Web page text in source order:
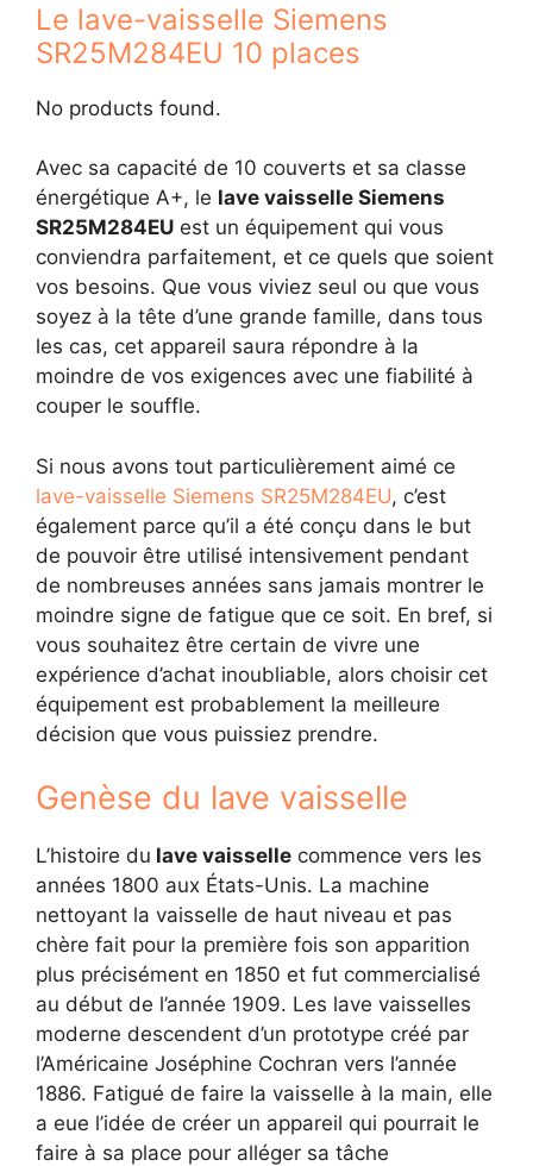
Le lave-vaisselle Siemens
SR25M284EU 10 places
No products found.
Avec sa capacité de 10 couverts et sa classe
énergétique A+, le lave vaisselle Siemens
SR25M284EU est un équipement qui vous
conviendra parfaitement, et ce quels que soient
vos besoins. Que vous viviez seul ou que vous
soyez à la tête d’une grande famille, dans tous
les cas, cet appareil saura répondre à la
moindre de vos exigences avec une fiabilité à
couper le souffle.
Si nous avons tout particulièrement aimé ce
lave-vaisselle Siemens SR25M284EU, c’est
également parce qu’il a été conçu dans le but
de pouvoir être utilisé intensivement pendant
de nombreuses années sans jamais montrer le
moindre signe de fatigue que ce soit. En bref, si
vous souhaitez être certain de vivre une
expérience d’achat inoubliable, alors choisir cet
équipement est probablement la meilleure
décision que vous puissiez prendre.
Genèse du lave vaisselle
L’histoire du lave vaisselle commence vers les
années 1800 aux États-Unis. La machine
nettoyant la vaisselle de haut niveau et pas
chère fait pour la première fois son apparition
plus précisément en 1850 et fut commercialisé
au début de l’année 1909. Les lave vaisselles
moderne descendent d’un prototype créé par
l’Américaine Joséphine Cochran vers l’année
1886. Fatigué de faire la vaisselle à la main, elle
a eue l’idée de créer un appareil qui pourrait le
faire à sa place pour alléger sa tâche